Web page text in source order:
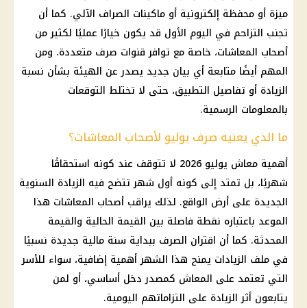
ميزة أو محفظة إلكترونية أو ماكينات الصراف الآلي. كما أن
تجنب التزاحم في اليوم الأول قد يكون خيارًا عمليًا لكثير من
أصحاب المعاشات، خاصة مع توافر قنوات صرف متعددة. ومن
المهم أيضًا متابعة أي بيان جديد يصدر عن الهيئة بشأن نسبة
الزيادة أو تفاصيل التطبيق، حتى لا تختلط التوقعات
بالمعلومات الرسمية.
ما الذي يعنيه صرف يوليو لأصحاب المعاشات؟
أهمية معاش يوليو 2026 لا تتوقف عند كونه استحقاقًا
شهريًا، بل تمتد إلى كونه أول شهر تتضح فيه الزيادة السنوية
الجديدة على أرض الواقع. لذلك يراقب أصحاب المعاشات هذا
الموعد باعتباره نقطة فاصلة بين القيمة الحالية والقيمة
المحدثة. كما أن اقتران الصرف ببداية سنة مالية جديدة نسبيًا
في ملف الزيادات يمنح هذا الشهر أهمية إضافية، سواء للأسر
التي تعتمد على المعاش كمصدر دخل أساسي، أو لمن
يتابعون أثر الزيادة على التزاماتهم اليومية.